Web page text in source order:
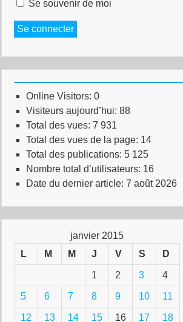
Se souvenir de moi
Se connecter
Online Visitors: 0
Visiteurs aujourd’hui: 88
Total des vues: 7 931
Total des vues de la page: 14
Total des publications: 5 125
Nombre total d’utilisateurs: 16
Date du dernier article: 7 août 2026
janvier 2015
L
M M J V S D
1 2 3 4
5 6 7 8 9 10 11
12 13 14 15 16 17 18